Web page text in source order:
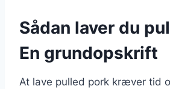
Sådan laver du
En grundopskrift
At lave pulled pork kræver tid